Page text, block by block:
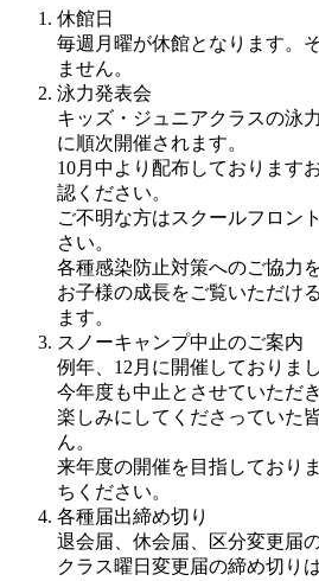
休館日
毎週月曜が休館となります。
ません。
泳力発表会
キッズ・ジュニアクラスの泳
に順次開催されます。
10月中より配布しております
認ください。
ご不明な方はスクールフロン
さい。
各種感染防止対策へのご協力
お子様の成長をご覧いただけ
ます。
スノーキャンプ中止のご案内
例年、12月に開催しておりま
今年度も中止とさせていただき
楽しみにしてくださっていた
ん。
来年度の開催を目指しており
ちください。
各種届出締め切り
退会届、休会届、区分変更届
クラス曜日変更届の締め切りは